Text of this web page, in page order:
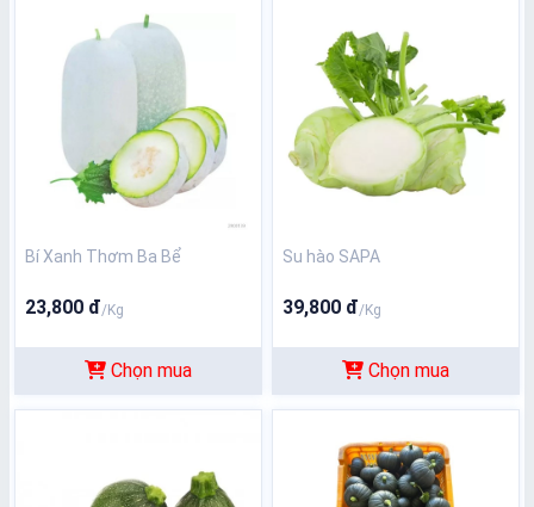
Bí Xanh Thơm Ba Bể
23,800 đ/Kg
Chọn mua
Su hào SAPA
39,800 đ/Kg
Chọn mua